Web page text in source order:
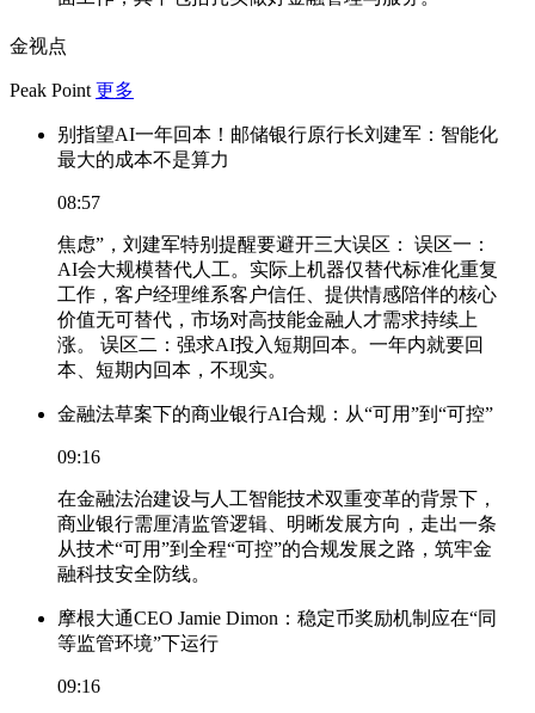
金视点
Peak Point 更多
别指望AI一年回本！邮储银行原行长刘建军：智能化
最大的成本不是算力
08:57
焦虑”，刘建军特别提醒要避开三大误区： 误区一：
AI会大规模替代人工。实际上机器仅替代标准化重复
工作，客户经理维系客户信任、提供情感陪伴的核心
价值无可替代，市场对高技能金融人才需求持续上
涨。 误区二：强求AI投入短期回本。一年内就要回
本、短期内回本，不现实。
金融法草案下的商业银行AI合规：从“可用”到“可控”
09:16
在金融法治建设与人工智能技术双重变革的背景下，
商业银行需厘清监管逻辑、明晰发展方向，走出一条
从技术“可用”到全程“可控”的合规发展之路，筑牢金
融科技安全防线。
摩根大通CEO Jamie Dimon：稳定币奖励机制应在“同
等监管环境”下运行
09:16